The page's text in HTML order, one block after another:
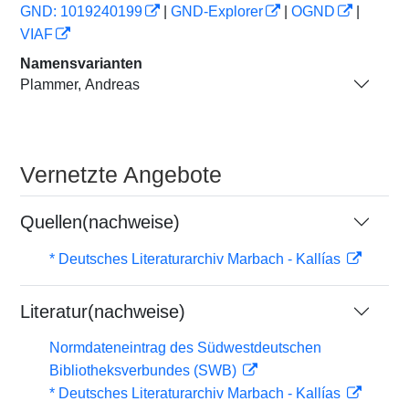
GND: 1019240199
GND-Explorer OGND
VIAF
Namensvarianten
Plammer, Andreas
Vernetzte Angebote
Quellen(nachweise)
* Deutsches Literaturarchiv Marbach - Kallías
Literatur(nachweise)
Normdateneintrag des Südwestdeutschen
Bibliotheksverbundes (SWB)
* Deutsches Literaturarchiv Marbach - Kallías